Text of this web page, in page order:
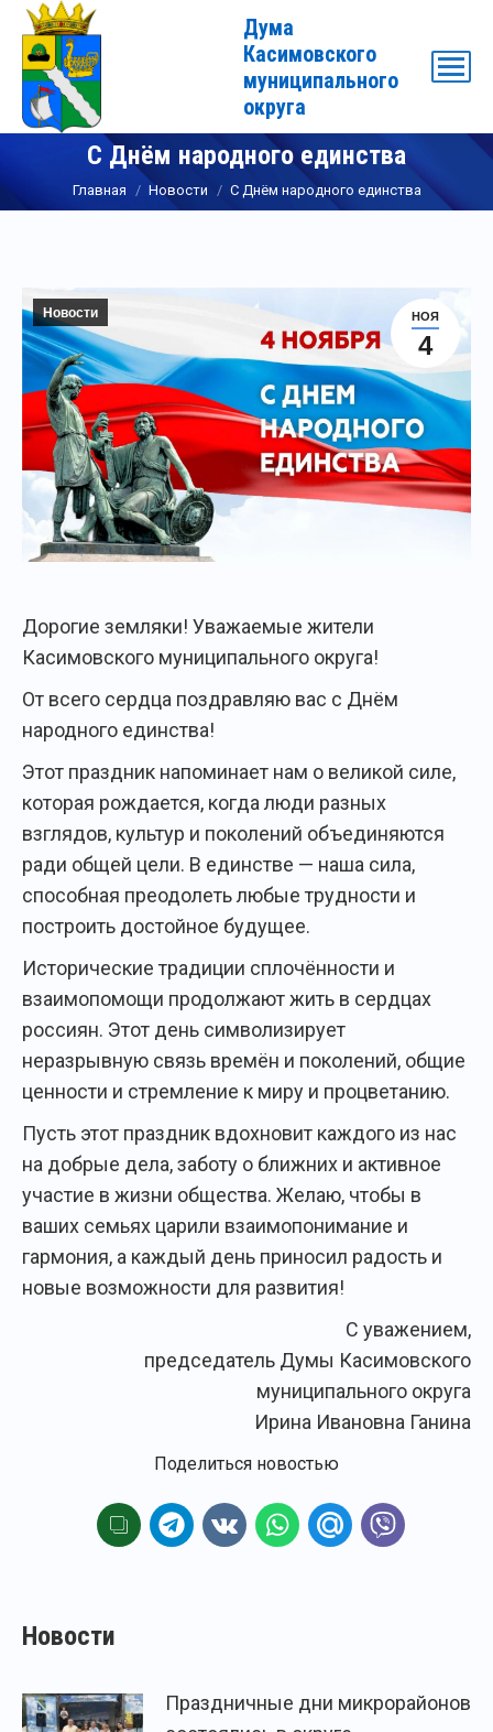
Дума
Касимовского
муниципального
округа
С Днём народного единства
Вы здесь:
Главная Новости С Днём народного единства
НОЯ
4
Новости
Дорогие земляки! Уважаемые жители
Касимовского муниципального округа!
От всего сердца поздравляю вас с Днём
народного единства!
Этот праздник напоминает нам о великой силе,
которая рождается, когда люди разных
взглядов, культур и поколений объединяются
ради общей цели. В единстве — наша сила,
способная преодолеть любые трудности и
построить достойное будущее.
Исторические традиции сплочённости и
взаимопомощи продолжают жить в сердцах
россиян. Этот день символизирует
неразрывную связь времён и поколений, общие
ценности и стремление к миру и процветанию.
Пусть этот праздник вдохновит каждого из нас
на добрые дела, заботу о ближних и активное
участие в жизни общества. Желаю, чтобы в
ваших семьях царили взаимопонимание и
гармония, а каждый день приносил радость и
новые возможности для развития!
С уважением,
председатель Думы Касимовского
муниципального округа
Ирина Ивановна Ганина
Поделиться новостью
Новости
Праздничные дни микрорайонов